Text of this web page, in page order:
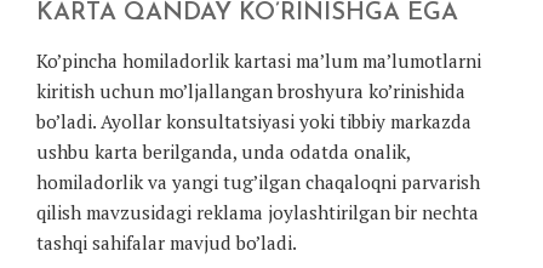
KARTA QANDAY KO’RINISHGA EGA
Ko’pincha homiladorlik kartasi ma’lum ma’lumotlarni
kiritish uchun mo’ljallangan broshyura ko’rinishida
bo’ladi. Ayollar konsultatsiyasi yoki tibbiy markazda
ushbu karta berilganda, unda odatda onalik,
homiladorlik va yangi tug’ilgan chaqaloqni parvarish
qilish mavzusidagi reklama joylashtirilgan bir nechta
tashqi sahifalar mavjud bo’ladi.